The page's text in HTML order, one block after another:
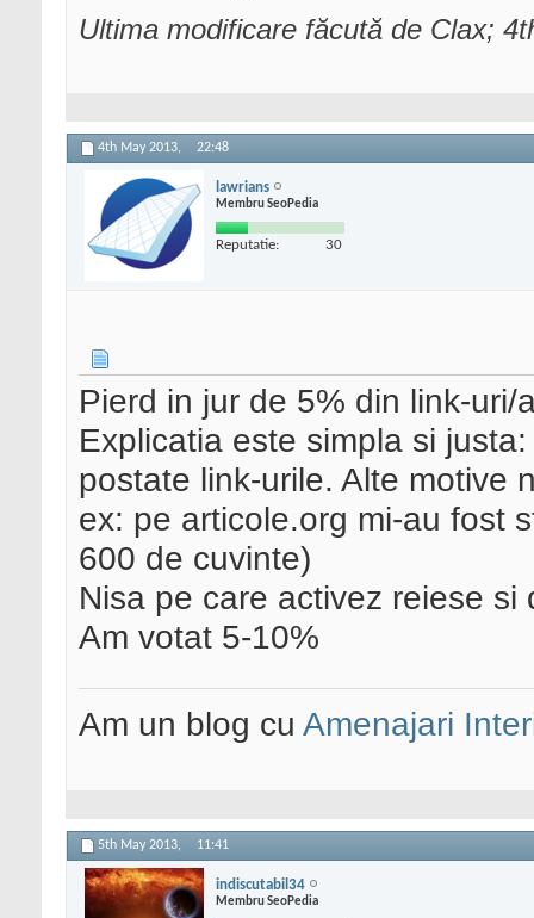
Ultima modificare făcută de Clax;
4th May 2013, 22:48
lawrians
Membru SeoPedia
Reputatie: 30
Pierd in jur de 5% din link-uri/
Explicatia este simpla si
postate link-urile. Alte motive
ex: pe articole.org mi-au fost
600 de cuvinte)
Nisa pe care activez reiese si
Am votat 5-10%
Am un blog cu Amenajari
5th May 2013, 11:41
indiscutabil34
Membru SeoPedia